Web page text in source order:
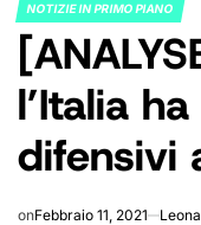
POSTED
IN
NOTIZIE IN PRIMO PIANO
l’Italia
difensivi
onFebbraio 11, 2021